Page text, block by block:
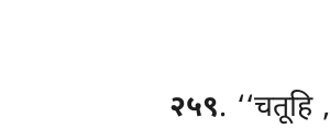
२५९. ‘‘चतूहि